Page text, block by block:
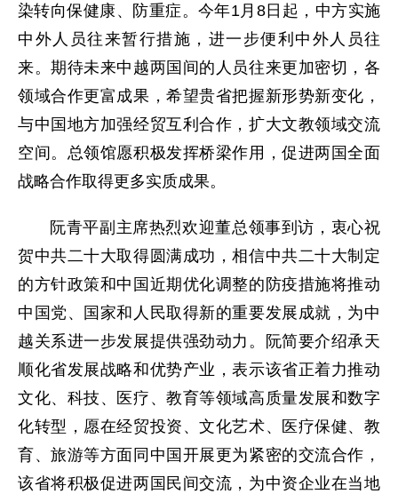
染转向保健康、防重症。今年1月8日起，中方实施
中外人员往来暂行措施，进一步便利中外人员往
来。期待未来中越两国间的人员往来更加密切，各
领域合作更富成果，希望贵省把握新形势新变化，
与中国地方加强经贸互利合作，扩大文教领域交流
空间。总领馆愿积极发挥桥梁作用，促进两国全面
战略合作取得更多实质成果。
阮青平副主席热烈欢迎董总领事到访，衷心祝
贺中共二十大取得圆满成功，相信中共二十大制定
的方针政策和中国近期优化调整的防疫措施将推动
中国党、国家和人民取得新的重要发展成就，为中
越关系进一步发展提供强劲动力。阮简要介绍承天
顺化省发展战略和优势产业，表示该省正着力推动
文化、科技、医疗、教育等领域高质量发展和数字
化转型，愿在经贸投资、文化艺术、医疗保健、教
育、旅游等方面同中国开展更为紧密的交流合作，
该省将积极促进两国民间交流，为中资企业在当地